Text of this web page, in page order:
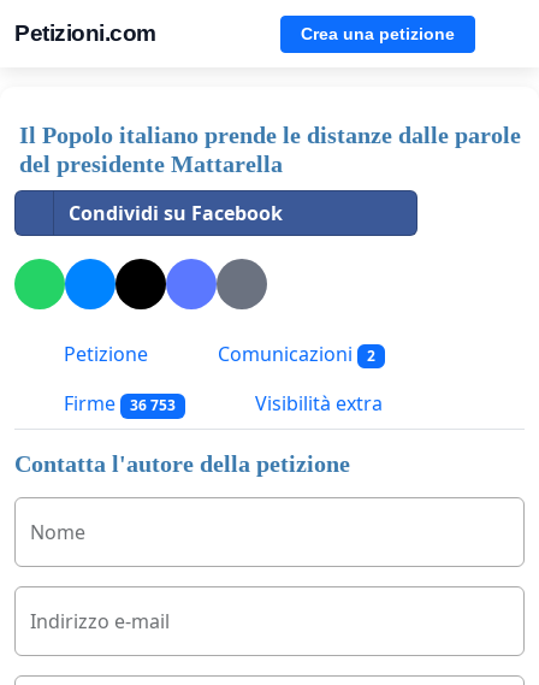
Petizioni.com Crea una petizione
Il Popolo italiano prende le distanze dalle parole
del presidente Mattarella
Condividi su Facebook
Petizione Comunicazioni 2
Firme 36 753 Visibilità extra
Contatta l'autore della petizione
Nome
Indirizzo e-mail